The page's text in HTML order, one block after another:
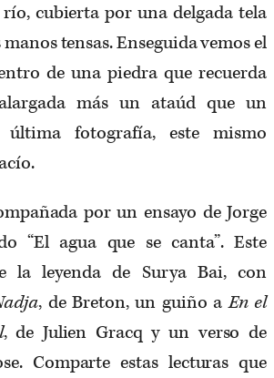
cubierta por una delgada tela
tensas. Enseguida vemos el
de una piedra que recuerda
más un ataúd que un
fotografía, este mismo
por un ensayo de Jorge
“El agua que se canta”. Este
la leyenda de Surya Bai, con
, de Breton, un guiño aEn el
, de Julien Gracq y un verso de
Comparte estas lecturas que